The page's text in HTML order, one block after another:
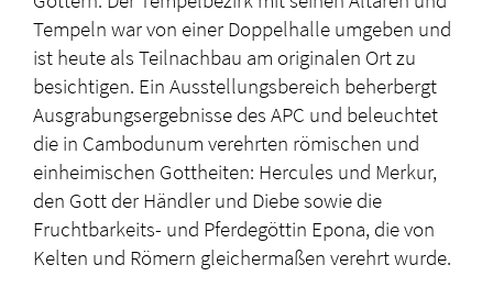
Tempeln war von einer Doppelhalle umgeben und
ist heute als Teilnachbau am originalen Ort zu
besichtigen. Ein Ausstellungsbereich beherbergt
Ausgrabungsergebnisse des APC und beleuchtet
die in Cambodunum verehrten römischen und
einheimischen Gottheiten: Hercules und Merkur,
den Gott der Händler und Diebe sowie die
Fruchtbarkeits- und Pferdegöttin Epona, die von
Kelten und Römern gleichermaßen verehrt wurde.